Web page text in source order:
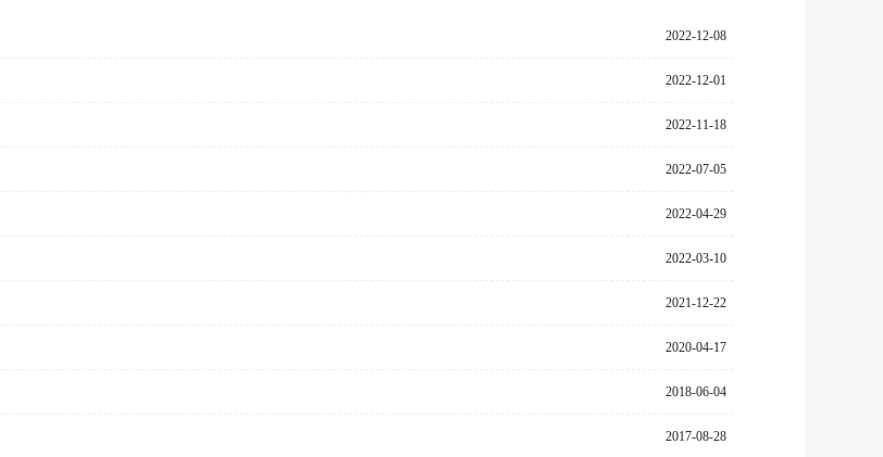
2022-12-08
2022-12-01
2022-11-18
2022-07-05
2022-04-29
2022-03-10
2021-12-22
2020-04-17
2018-06-04
2017-08-28